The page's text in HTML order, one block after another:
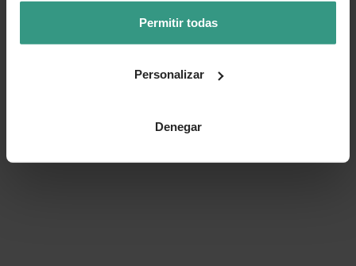
Permitir todas
Personalizar
Denegar